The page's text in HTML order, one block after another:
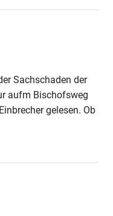
Sachschaden der
aufm Bischofsweg
gelesen. Ob